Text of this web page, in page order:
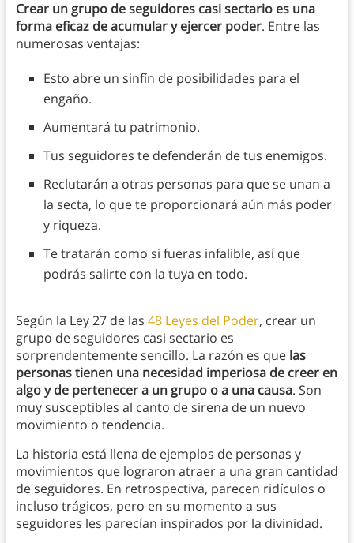
Crear un grupo de seguidores casi sectario es una
forma eficaz de acumular y ejercer poder. Entre las
numerosas ventajas:
Esto abre un sinfín de posibilidades para el
engaño.
Aumentará tu patrimonio.
Tus seguidores te defenderán de tus enemigos.
Reclutarán a otras personas para que se unan a
la secta, lo que te proporcionará aún más poder
y riqueza.
Te tratarán como si fueras infalible, así que
podrás salirte con la tuya en todo.
Según la Ley 27 de las 48 Leyes del Poder, crear un
grupo de seguidores casi sectario es
sorprendentemente sencillo. La razón es que las
personas tienen una necesidad imperiosa de creer en
algo y de pertenecer a un grupo o a una causa. Son
muy susceptibles al canto de sirena de un nuevo
movimiento o tendencia.
La historia está llena de ejemplos de personas y
movimientos que lograron atraer a una gran cantidad
de seguidores. En retrospectiva, parecen ridículos o
incluso trágicos, pero en su momento a sus
seguidores les parecían inspirados por la divinidad.